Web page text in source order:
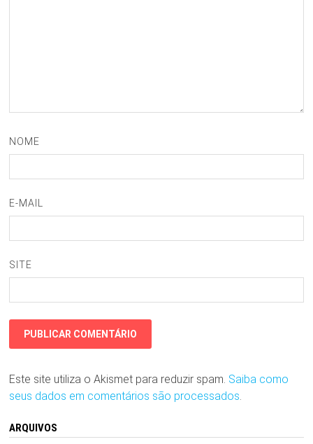
NOME
E-MAIL
SITE
Este site utiliza o Akismet para reduzir spam. Saiba como
seus dados em comentários são processados.
ARQUIVOS